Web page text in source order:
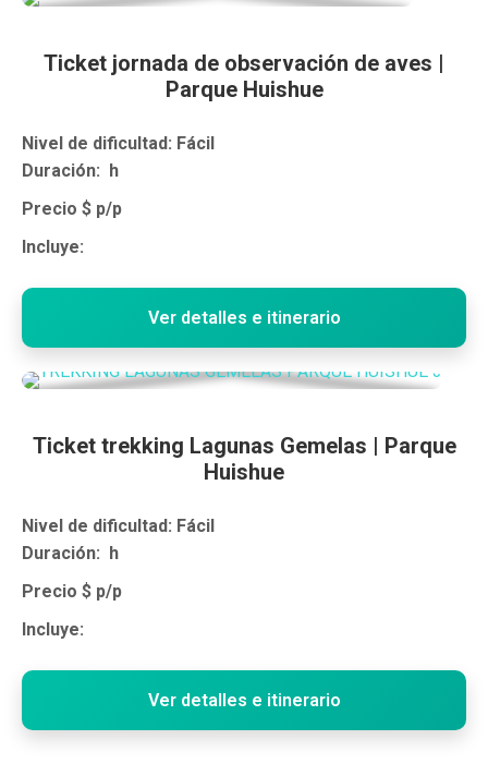
Ticket jornada de observación de aves |
Parque Huishue
Nivel de dificultad: Fácil
Duración: h
Precio $ p/p
Incluye:
Ver detalles e itinerario
Ticket trekking Lagunas Gemelas | Parque
Huishue
Nivel de dificultad: Fácil
Duración: h
Precio $ p/p
Incluye:
Ver detalles e itinerario